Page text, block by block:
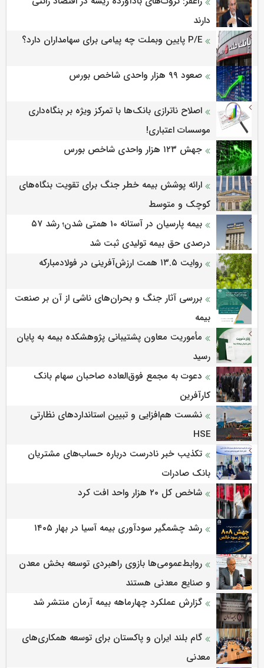
دارند
P/E پایین وبملت چه پیامی برای سهامداران دارد؟
صعود ۹۹ هزار واحدی شاخص بورس
اصلاح ناترازی بانک‌ها با تمرکز ویژه بر بنگاه‌داری
موسسات اعتباری!
جهش ۱۲۳ هزار واحدی شاخص بورس
ارائه پوشش بیمه خطر جنگ برای تقویت بنگاه‌های
کوچک و متوسط
بیمه پارسیان در آستانه 10 همتی شدن؛ رشد ۵۷
درصدی حق بیمه تولیدی ثبت شد
روایت ۱۳.۵ همت ارزش‌آفرینی در فولادمبارکه
بررسی آثار جنگ و بحران‌های ناشی از آن بر صنعت
بیمه
مأموریت معاون پشتیبانی پژوهشكده بیمه به پایان
رسید
دعوت به مجمع فوق‌العاده صاحبان سهام بانک
کارآفرین
نشست هم‌افزایی و تبیین استانداردهای نظارتی
HSE
تکذیب خبر نادرست درباره حساب‌های مشتریان
بانک صادرات
شاخص کل ۲۰ هزار واحد افت کرد
رشد چشمگیر سودآوری بیمه آسیا در بهار ۱۴۰۵
روابط‌‌عمومی‌ها بازوی راهبردی توسعه بخش معدن
و صنایع معدنی هستند
گزارش عملکرد چهارماهه بیمه آرمان منتشر شد
گام بلند ایران و پاکستان برای توسعه همکاری‌های
معدنی